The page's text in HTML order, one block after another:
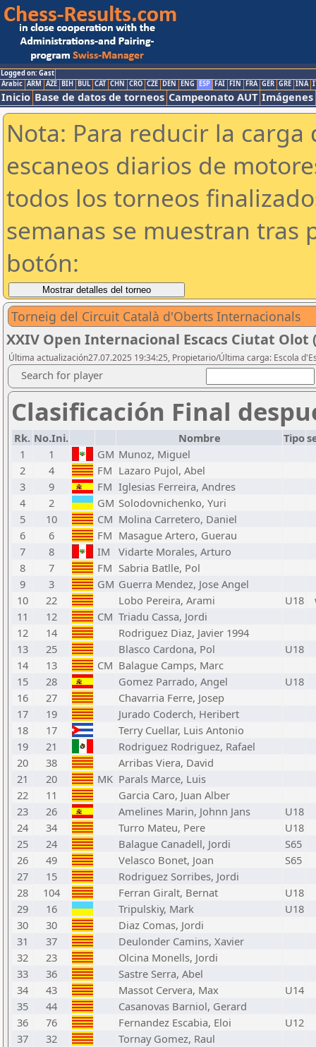
Logged on: Gast
Arabic ARM AZE BIH BUL CAT CHN CRO CZE DEN ENG ESP FAI FIN FRA GER GRE INA
Inicio Base de datos de torneos Campeonato AUT Imágenes
Nota: Para reducir la
escaneos diarios de
todos los torneos
semanas se muestran tras
botón:
Torneig del Circuit Català d'Oberts Internacionals
XXIV Open Internacional Escacs Ciutat Olot
Última actualización27.07.2025 19:34:25, Propietario/Última carga: Escola
Search for player
Clasificación Final
Rk. No.Ini. Nombre Tipo
1
1 GM Munoz, Miguel
2
4 FM Lazaro Pujol, Abel
3
9 FM Iglesias Ferreira, Andres
4
2 GM Solodovnichenko, Yuri
5
10 CM Molina Carretero, Daniel
6
6 FM Masague Artero, Guerau
7
8 IM
Vidarte Morales, Arturo
8
7 FM Sabria Batlle, Pol
9
3 GM Guerra Mendez, Jose Angel
10
22 Lobo Pereira, Arami U18
11
12 CM Triadu Cassa, Jordi
12
14
Rodriguez Diaz, Javier 1994
13
25 Blasco Cardona, Pol
U18
14
13 CM Balague Camps, Marc
15
28 Gomez Parrado, Angel
U18
16
27
Chavarria Ferre, Josep
17
19
Jurado Coderch, Heribert
18
17
Terry Cuellar, Luis Antonio
19
21
Rodriguez Rodriguez, Rafael
20
38
Arribas Viera, David
21
20 MK Parals Marce, Luis
22
11
Garcia Caro, Juan Alber
23
26 Amelines Marin, Johnn Jans
U18
24
34 Turro Mateu, Pere
U18
25
24 Balague Canadell, Jordi
S65
26
49 Velasco Bonet, Joan
S65
27
15
Rodriguez Sorribes, Jordi
28
104 Ferran Giralt, Bernat
U18
29
16 Tripulskiy, Mark
U18
30
30
Diaz Comas, Jordi
31
37
Deulonder Camins, Xavier
32
23
Olcina Monells, Jordi
33
36
Sastre Serra, Abel
34
43 Massot Cervera, Max
U14
35
44
Casanovas Barniol, Gerard
36
76 Fernandez Escabia, Eloi
U12
37
32
Tornay Gomez, Raul